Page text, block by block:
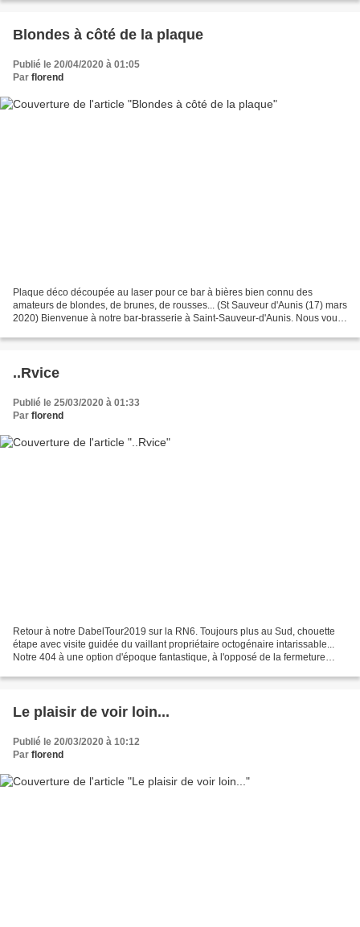
Blondes à côté de la plaque
Publié le 20/04/2020 à 01:05
Par florend
Plaque déco découpée au laser pour ce bar à bières bien connu des
amateurs de blondes, de brunes, de rousses... (St Sauveur d'Aunis (17) mars
2020) Bienvenue à notre bar-brasserie à Saint-Sauveur-d'Aunis. Nous vous
..Rvice
Publié le 25/03/2020 à 01:33
Par florend
Retour à notre DabelTour2019 sur la RN6. Toujours plus au Sud, chouette
étape avec visite guidée du vaillant propriétaire octogénaire intarissable...
Notre 404 à une option d'époque fantastique, à l'opposé de la fermeture
Le plaisir de voir loin...
Publié le 20/03/2020 à 10:12
Par florend